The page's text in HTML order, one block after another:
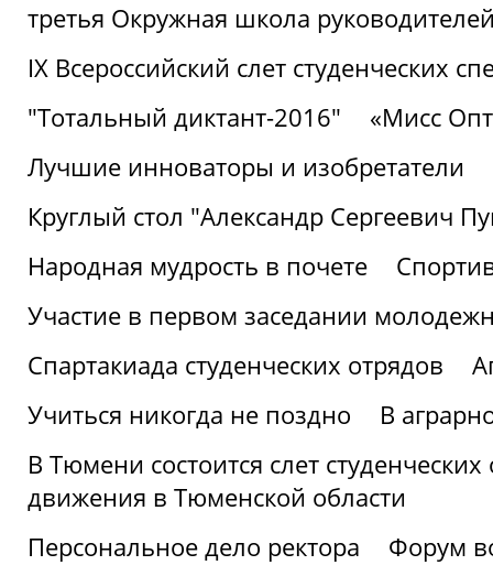
третья Окружная школа
IХ Всероссийский слет студенческих
"Тотальный диктант-2016"
«Мисс
Лучшие инноваторы и изобретатели
Круглый стол "Александр Сергеевич
Народная мудрость в почете
Участие в первом заседании
Спартакиада студенческих отрядов
Учиться никогда не поздно
В
В Тюмени состоится слет
движения в Тюменской области
Персональное дело ректора
Форум